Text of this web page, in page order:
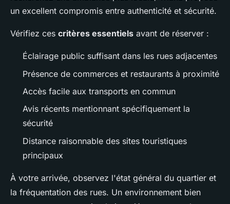
un excellent compromis entre authenticité et sécurité.
Vérifiez ces critères essentiels avant de réserver :
Éclairage public suffisant dans les rues adjacentes
Présence de commerces et restaurants à proximité
Accès facile aux transports en commun
Avis récents mentionnant spécifiquement la
sécurité
Distance raisonnable des sites touristiques
principaux
À votre arrivée, observez l'état général du quartier et
la fréquentation des rues. Un environnement bien